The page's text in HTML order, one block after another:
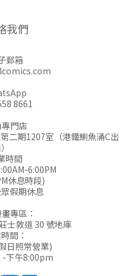
我們
郵箱
8661
門店
二期1207室（港鐵鰂魚涌C出
時間
6:00PM
休息時段)
假期休息
專區：
士敦道 30 號地庫
間：
日照常營業)
-下午8:00pm